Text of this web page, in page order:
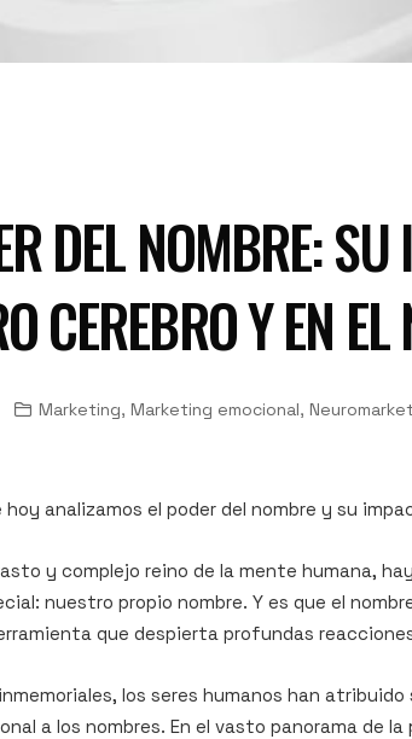
DEL NOMBRE:
CEREBRO Y EN
Marketing, Marketing emocional,
hoy analizamos el poder del nombre y su
y complejo reino de la mente humana,
nuestro propio nombre. Y es que el
que despierta profundas
los seres humanos han
a los nombres. En el vasto panorama de